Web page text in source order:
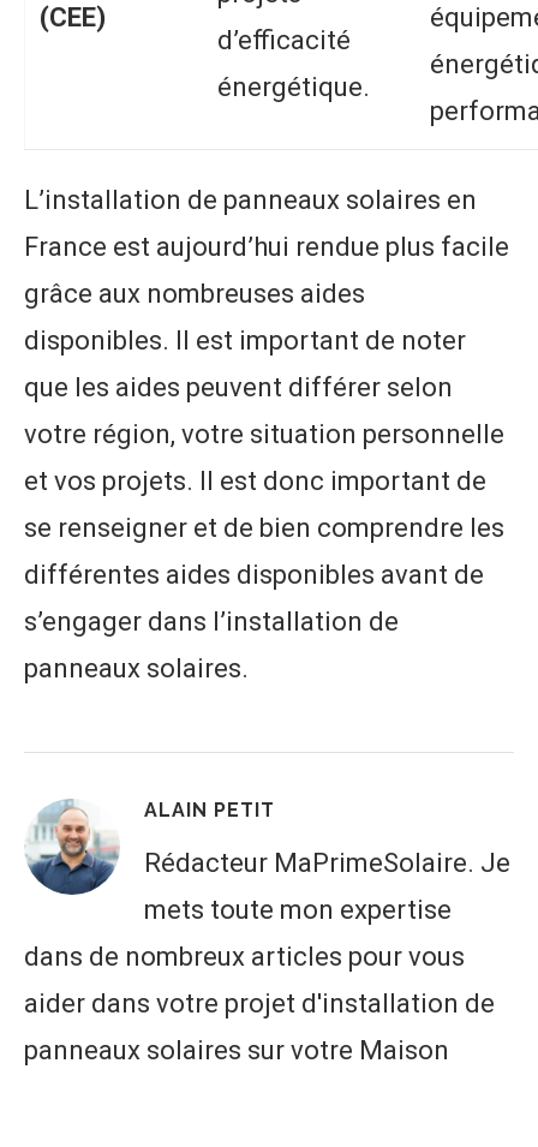
(CEE)
d’efficacité
énergétique.
L’installation de panneaux solaires en
France est aujourd’hui rendue plus facile
grâce aux nombreuses aides
disponibles. Il est important de noter
que les aides peuvent différer selon
votre région, votre situation personnelle
et vos projets. Il est donc important de
se renseigner et de bien comprendre les
différentes aides disponibles avant de
s’engager dans l’installation de
panneaux solaires.
ALAIN PETIT
Rédacteur MaPrimeSolaire. Je
mets toute mon expertise
dans de nombreux articles pour vous
aider dans votre projet d'installation de
panneaux solaires sur votre Maison